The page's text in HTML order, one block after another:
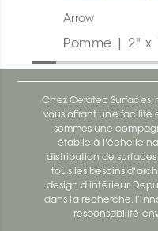
Arrow
Pomme | 2" x
Chez Ceratec Surfaces,
vous offrant une facilité
sommes une
établie à l'échelle
distribution de
tous les besoins
design d'intérieur.
dans la recherche,
responsabilité